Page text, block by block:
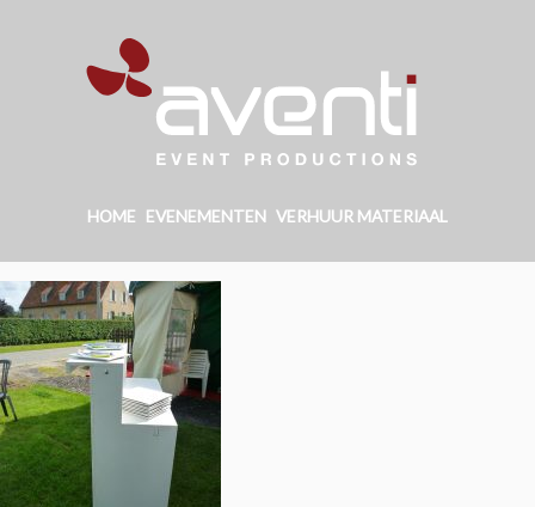
HOME EVENEMENTEN VERHUUR MATERIAAL